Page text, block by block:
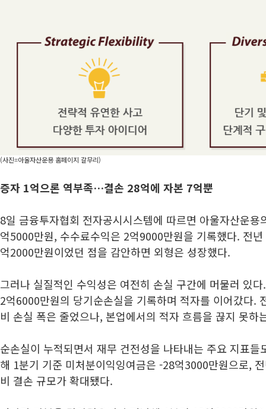
(사진=아울자산운용 홈페이지 갈무리)
증자 1억으론 역부족…결손 28억에 자본 7억뿐
8일 금융투자협회 전자공시시스템에 따르면 아울자산운
억5000만원, 수수료수익은 2억9000만원을 기록했다. 전
억2000만원이었던 점을 감안하면 외형은 성장했다.
그러나 실질적인 수익성은 여전히 손실 구간에 머물러 있
2억6000만원의 당기순손실을 기록하며 적자를 이어갔다.
비 손실 폭은 줄었으나, 본업에서의 적자 흐름을 끊지 못하
순손실이 누적되면서 재무 건전성을 나타내는 주요 지표
해 1분기 기준 미처분이익잉여금은 -28억3000만원으로,
비 결손 규모가 확대됐다.